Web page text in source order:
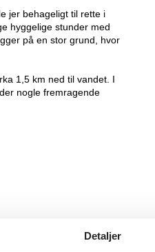
jer behageligt til rette i
hyggelige stunder med
på en stor grund, hvor
1,5 km ned til vandet. I
nogle fremragende
Detaljer